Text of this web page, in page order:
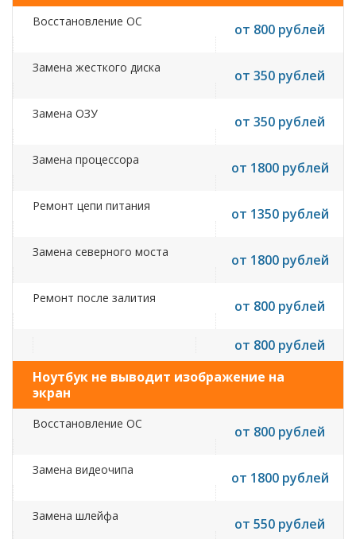
Восстановление ОС от 800 рублей
Замена жесткого диска от 350 рублей
Замена ОЗУ от 350 рублей
Замена процессора от 1800 рублей
Ремонт цепи питания от 1350 рублей
Замена северного моста от 1800 рублей
Ремонт после залития от 800 рублей
от 800 рублей
Ноутбук не выводит изображение на
экран
Восстановление ОС от 800 рублей
Замена видеочипа от 1800 рублей
Замена шлейфа от 550 рублей